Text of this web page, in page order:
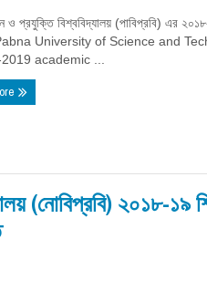
ও প্রযুক্তি বিশ্ববিদ্যালয় (পাবিপ্রবি) এর
University of Science and
academic ...
(নোবিপ্রবি) ২০১৮-১৯